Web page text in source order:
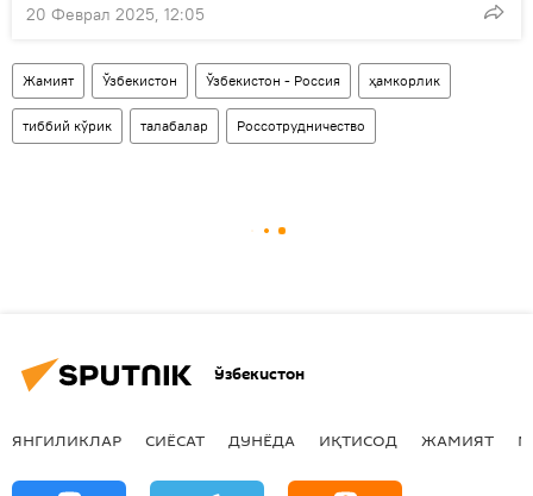
20 Феврал 2025, 12:05
Жамият Ўзбекистон Ўзбекистон - Россия ҳамкорлик
тиббий кўрик талабалар Россотрудничество
Ўзбекистон
ЯНГИЛИКЛАР СИЁСАТ ДУНЁДА ИҚТИСОД ЖАМИЯТ